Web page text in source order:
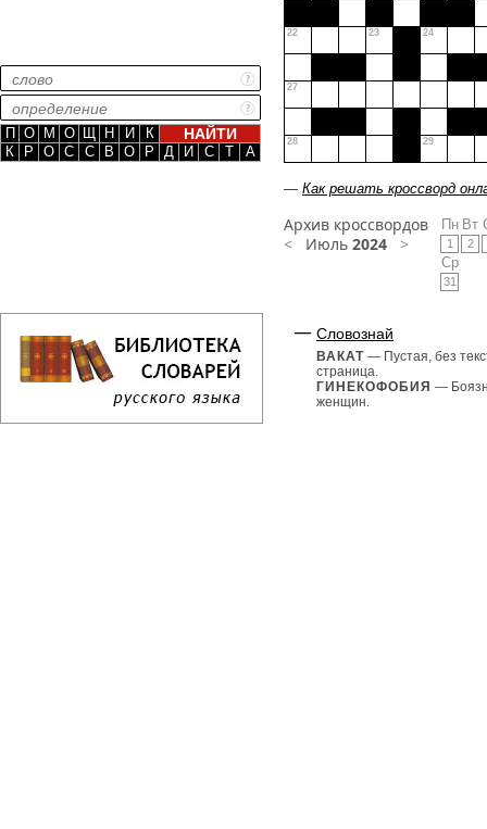
П О М О Щ Н И
К
К
Р О С С В О Р Д И С Т А
22 23 24
27
28 29
— Как решать кроссворд
Архив кроссвордов
< Июль 2024 >
Пн
1
Вт
2
Ср
31
Словознай
ВАКАТ — Пустая, без
страница.
ГИНЕКОФОБИЯ —
женщин.